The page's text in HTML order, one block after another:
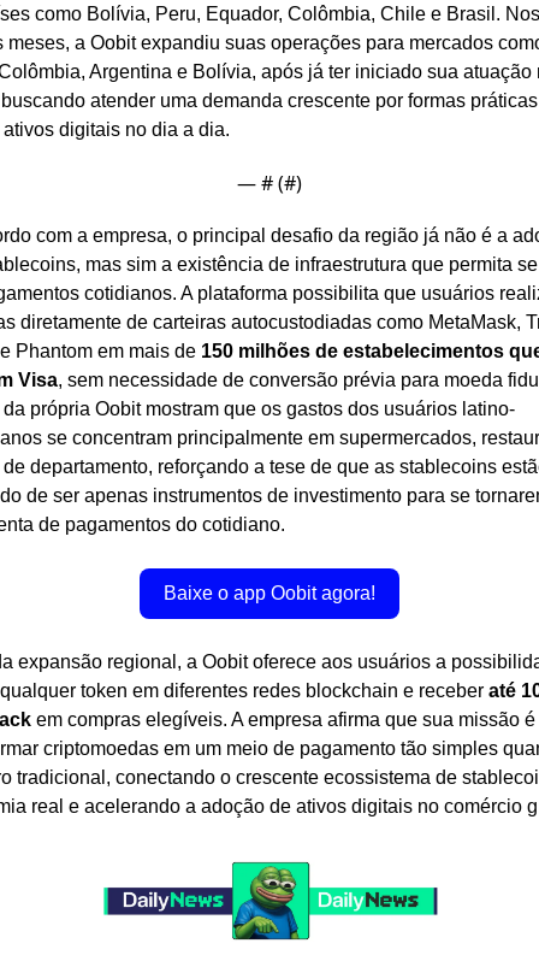
como Bolívia, Peru, Equador, Colômbia, Chile e Brasil. Nos
meses, a Oobit expandiu suas operações para mercados
Argentina e Bolívia, após já ter iniciado sua atuação
atender uma demanda crescente por formas
digitais no dia a dia.
— # (#)
com a empresa, o principal desafio da região já não é a
mas sim a existência de infraestrutura que permita
cotidianos. A plataforma possibilita que usuários
diretamente de carteiras autocustodiadas como MetaMask,
Phantom em mais de 150 milhões de estabelecimentos
Visa, sem necessidade de conversão prévia para moeda
própria Oobit mostram que os gastos dos usuários latino-
se concentram principalmente em supermercados,
departamento, reforçando a tese de que as stablecoins
de ser apenas instrumentos de investimento para se
de pagamentos do cotidiano.
Baixe o app Oobit agora!
expansão regional, a Oobit oferece aos usuários a
token em diferentes redes blockchain e receber até
em compras elegíveis. A empresa afirma que sua missão é
criptomoedas em um meio de pagamento tão simples
tradicional, conectando o crescente ecossistema de
real e acelerando a adoção de ativos digitais no comércio